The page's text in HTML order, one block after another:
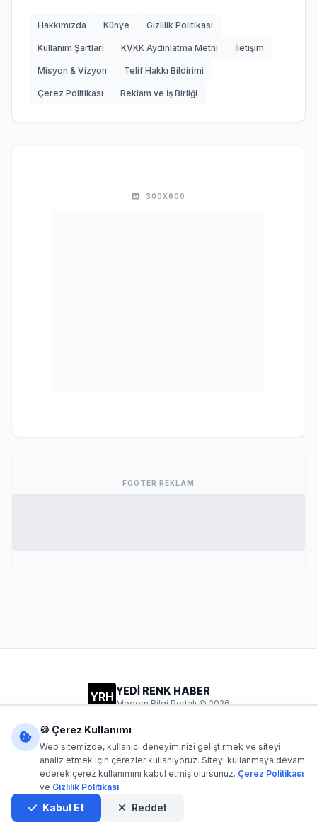
Hakkımızda Künye Gizlilik Politikası
Kullanım Şartları KVKK Aydınlatma Metni İletişim
Misyon & Vizyon Telif Hakkı Bildirimi
Çerez Politikası Reklam ve İş Birliği
300X600
FOOTER REKLAM
YRH YEDİ RENK HABER
Modern Bilgi Portalı © 2026
Dijital1- Tüm hakları saklıdır. Kaynak gösterilmeden içerik
🍪 Çerez Kullanımı
Web sitemizde, kullanıcı deneyiminizi geliştirmek ve siteyi
analiz etmek için çerezler kullanıyoruz. Siteyi kullanmaya devam
ederek çerez kullanımını kabul etmiş olursunuz. Çerez Politikası
ve Gizlilik Politikası
Kabul Et Reddet